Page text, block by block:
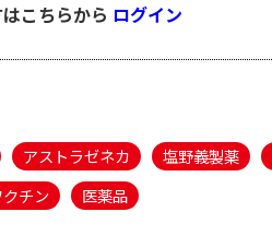
こちらから ログイン
アストラゼネカ 塩野義製薬
クチン
医薬品